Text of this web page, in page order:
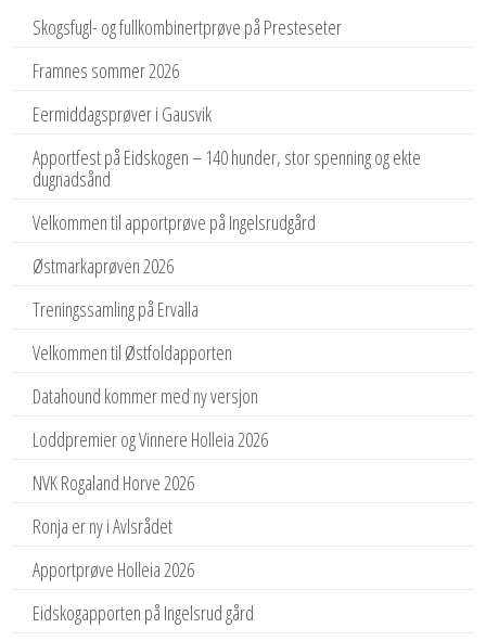
Skogsfugl- og fullkombinertprøve på Presteseter
Framnes sommer 2026
Eermiddagsprøver i Gausvik
Apportfest på Eidskogen – 140 hunder, stor spenning og ekte
dugnadsånd
Velkommen til apportprøve på Ingelsrudgård
Østmarkaprøven 2026
Treningssamling på Ervalla
Velkommen til Østfoldapporten
Datahound kommer med ny versjon
Loddpremier og Vinnere Holleia 2026
NVK Rogaland Horve 2026
Ronja er ny i Avlsrådet
Apportprøve Holleia 2026
Eidskogapporten på Ingelsrud gård